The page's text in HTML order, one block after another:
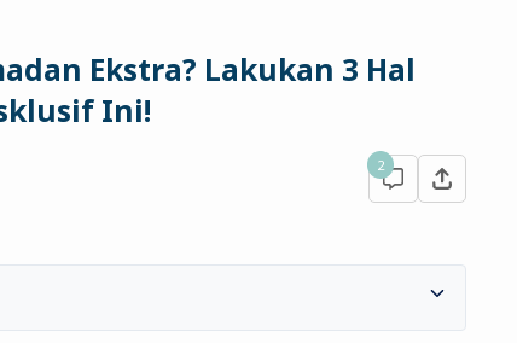
Ekstra? Lakukan 3 Hal
Ini!
2